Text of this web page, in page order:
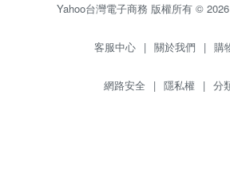
Yahoo台灣電子商務 版權所有 ©
客服中心 | 關於我們 | 購
網路安全 | 隱私權 | 分